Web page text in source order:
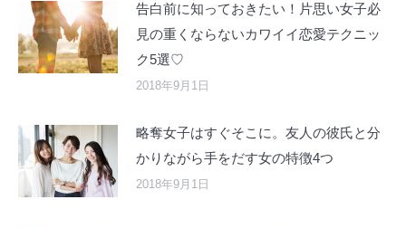
告白前に知っておきたい！片思い女子必
見の重くならないカワイイ恋愛テクニッ
ク5選♡
2018年9月1日
略奪女子はすぐそこに。友人の彼氏と分
かりながら手をだす女の特徴4つ
2018年9月1日